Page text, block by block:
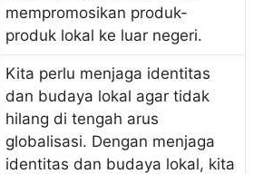
mempromosikan produk-
produk lokal ke luar negeri.
Kita perlu menjaga identitas
dan budaya lokal agar tidak
hilang di tengah arus
globalisasi. Dengan menjaga
identitas dan budaya lokal, kita